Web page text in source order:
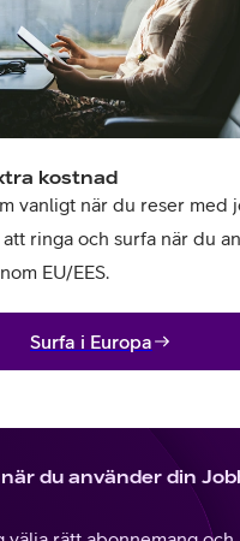
kostnad
vanligt när du reser med
ringa och surfa när du
EU/EES.
Surfa i Europa
du använder din